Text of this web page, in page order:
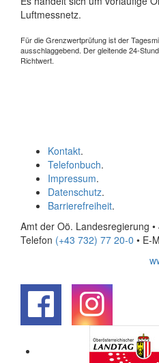
Luftmessnetz.
Für die Grenzwertprüfung ist der
ausschlaggebend. Der gleitende 24-
Richtwert.
Kontakt.
Telefonbuch.
Impressum.
Datenschutz.
Barrierefreiheit.
Amt der Oö. Landesregierung
Telefon (+43 732) 77 20-0 • E-